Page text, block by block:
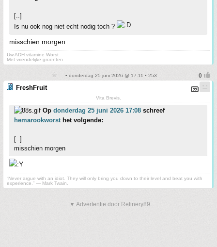
[..]
Is nu ook nog niet echt nodig toch ?
misschien morgen
Uw ADH vitamine Worst
Met vriendelijke groenten
• donderdag 25 juni 2026 @ 17:11 • 253
FreshFruit
Vita Brevis.
Op donderdag 25 juni 2026 17:08 schreef
hemarookworsthet volgende:
[..]
misschien morgen
“Never argue with an idiot. They will only bring you down to their level and beat you with
experience.” ― Mark Twain.
▼ Advertentie door Refinery89